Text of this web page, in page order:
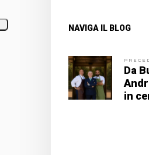
NAVIGA IL BLOG
Da
in